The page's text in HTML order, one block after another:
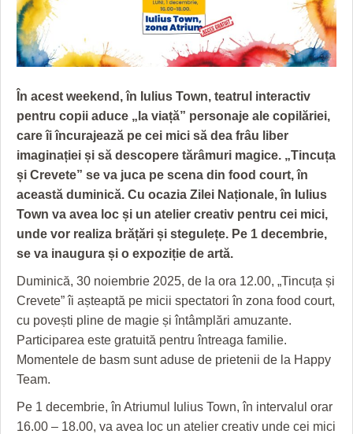
JURNAL DE CAMPANIE
ZÂMBETE AMARE
GRĂDINA TAICII DOMNULUI
ZIARISTU’ DE TERASĂ
CU OIŞTEA-N KIERKEGAARD
FINANŢĂRI DE LA A LA Z
PE SURSE
ULTRAMARIN VA RECOMANDA
CULTURA
CRONICĂ DE FILM
UNDE MERGEM
FILME DOCUMENTARE
CLIPURI VIDEO
JOCURI ONLINE
SĂNĂTATE
MAI MULTE
ACCIDENTE
ANUNŢURI
INFO SI UTILE
CULTURA
INVATAMANT
JUSTITIE
FILME DOCUMENTARE
CLIPURI VIDEO
JOCURI ONLINE
FARMACII DIN TIMIŞOARA
În acest weekend, în Iulius Town, teatrul interactiv
pentru copii aduce „la viață” personaje ale copilăriei,
care îi încurajează pe cei mici să dea frâu liber
imaginației și să descopere tărâmuri magice. „Tincuța
și Crevete” se va juca pe scena din food court, în
această duminică. Cu ocazia Zilei Naționale, în Iulius
Town va avea loc și un atelier creativ pentru cei mici,
unde vor realiza brățări și stegulețe. Pe 1 decembrie,
se va inaugura și o expoziție de artă.
Duminică, 30 noiembrie 2025, de la ora 12.00, „Tincuța și
Crevete” îi așteaptă pe micii spectatori în zona food court,
cu povești pline de magie și întâmplări amuzante.
Participarea este gratuită pentru întreaga familie.
Momentele de basm sunt aduse de prietenii de la Happy
Team.
Pe 1 decembrie, în Atriumul Iulius Town, în intervalul orar
16.00 – 18.00, va avea loc un atelier creativ unde cei mici